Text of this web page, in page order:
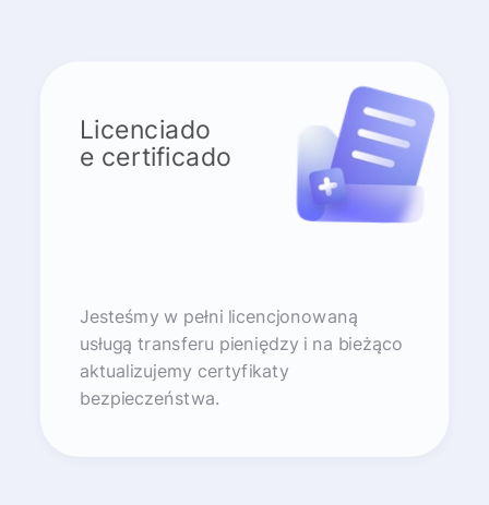
Licenciado
e certificado
Jesteśmy w pełni licencjonowaną
usługą transferu pieniędzy i na bieżąco
aktualizujemy certyfikaty
bezpieczeństwa.